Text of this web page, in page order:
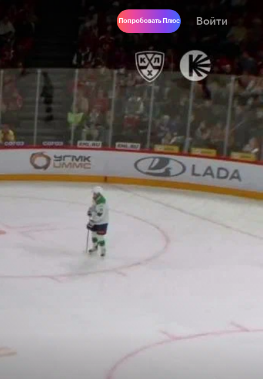
Попробовать Плюс Войти